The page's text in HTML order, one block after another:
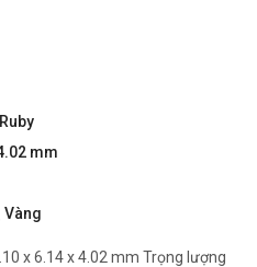
mm
Vàng
x 6.14 x 4.02 mm Trọng lượng